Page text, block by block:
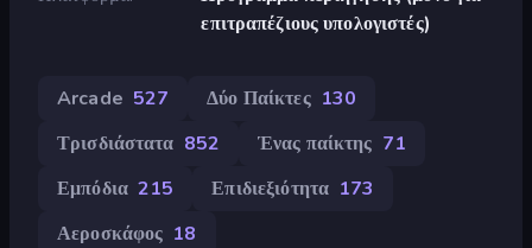
επιτραπέζιους υπολογιστές)
Arcade 527 Δύο Παίκτες 130
Τρισδιάστατα 852 Ένας παίκτης 71
Εμπόδια 215 Επιδιεξιότητα 173
Αεροσκάφος 18